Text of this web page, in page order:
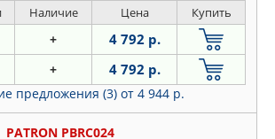
PASSAT (3B3) (2000,11 - 2005,05) VW
PASSAT Variant (3B6) (2000,10 - 2005,08)
Наличие Цена Купить
+ 4 792 р.
+ 4 792 р.
предложения (3) от 4 944 р.
PATRON PBRC024